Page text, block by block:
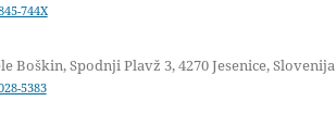
744X
Boškin, Spodnji Plavž 3, 4270 Jesenice, Slovenija
5383